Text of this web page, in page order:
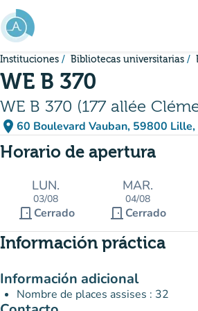
Ir al contenido principal
Instituciones Bibliotecas universitarias
WE B 370
WE B 370 (177 allée
place 60 Boulevard Vauban, 59800 Lille,
(abrir en
(nueva pestaña)
Horario de apertura
LUN.
03/08
door_front Cerrado
MAR.
04/08
door_front Cerrado
Información práctica
Información adicional
Nombre de places assises : 32